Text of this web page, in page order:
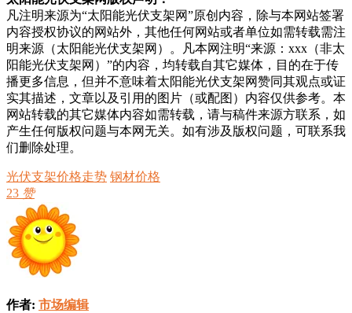
凡注明来源为“太阳能光伏支架网”原创内容，除与本网站签署
内容授权协议的网站外，其他任何网站或者单位如需转载需注
明来源（太阳能光伏支架网）。凡本网注明“来源：xxx（非太
阳能光伏支架网）”的内容，均转载自其它媒体，目的在于传
播更多信息，但并不意味着太阳能光伏支架网赞同其观点或证
实其描述，文章以及引用的图片（或配图）内容仅供参考。本
网站转载的其它媒体内容如需转载，请与稿件来源方联系，如
产生任何版权问题与本网无关。如有涉及版权问题，可联系我
们删除处理。
光伏支架价格走势 钢材价格
23 赞
作者: 市场编辑